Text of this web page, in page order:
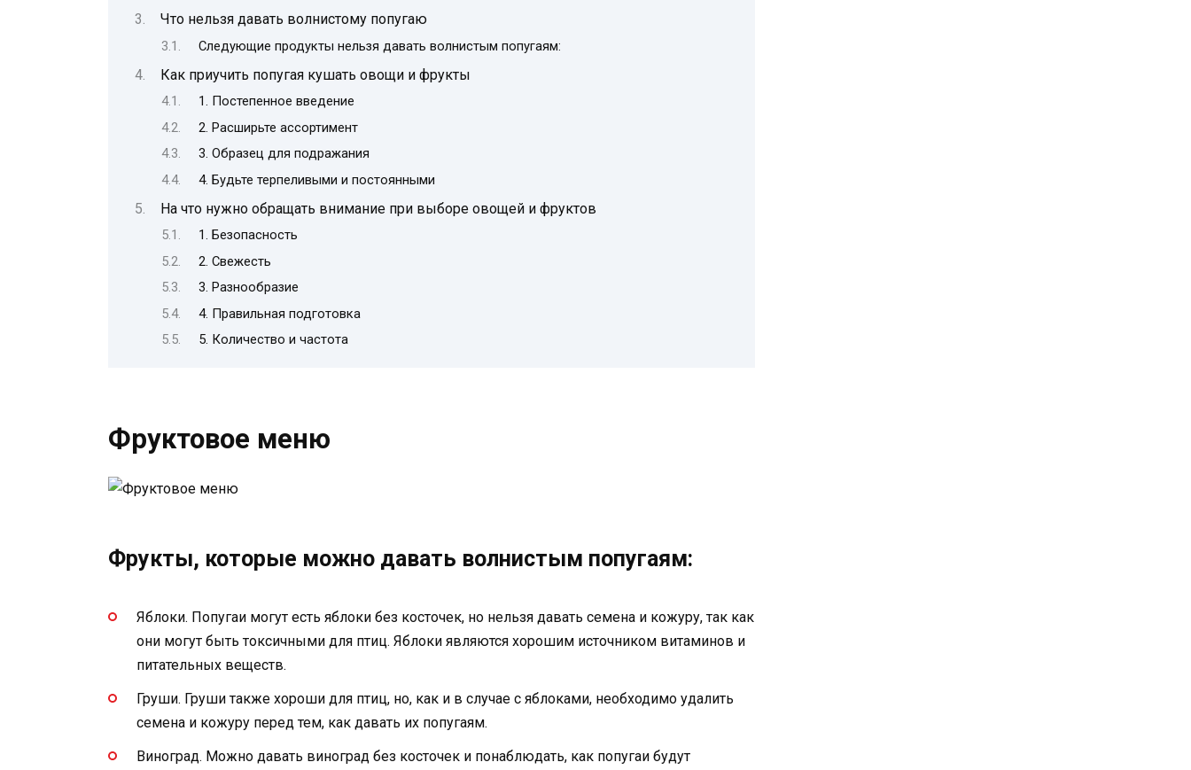
Что нельзя давать волнистому попугаю
Следующие продукты нельзя давать волнистым попугаям:
Как приучить попугая кушать овощи и фрукты
1. Постепенное введение
2. Расширьте ассортимент
3. Образец для подражания
4. Будьте терпеливыми и постоянными
На что нужно обращать внимание при выборе овощей и фруктов
1. Безопасность
2. Свежесть
3. Разнообразие
4. Правильная подготовка
5. Количество и частота
Фруктовое меню
Фрукты, которые можно давать волнистым попугаям:
Яблоки. Попугаи могут есть яблоки без косточек, но нельзя давать семена и кожуру, так как
они могут быть токсичными для птиц. Яблоки являются хорошим источником витаминов и
питательных веществ.
Груши. Груши также хороши для птиц, но, как и в случае с яблоками, необходимо удалить
семена и кожуру перед тем, как давать их попугаям.
Виноград. Можно давать виноград без косточек и понаблюдать, как попугаи будут